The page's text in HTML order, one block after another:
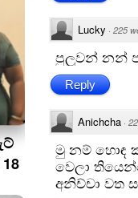
Lucky · 225
පුලුවන් නන්
Reply
Anichcha ·
මු නම් හොඳ
වෙලා
අනිච්චා වත